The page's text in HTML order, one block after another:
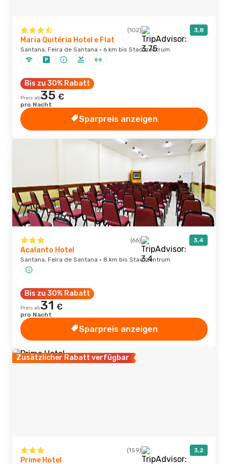
(102) 3,8
Maria Quitéria Hotel e Flat
Santana, Feira de Santana · 6 km bis Stadtzentrum
Bis zu 30% Rabatt
Preis ab35 €
pro Nacht
Sparpreis anzeigen
(66) 3,4
Acalanto Hotel
Santana, Feira de Santana · 8 km bis Stadtzentrum
Bis zu 30% Rabatt
Preis ab31 €
pro Nacht
Sparpreis anzeigen
Zusätzlicher Rabatt verfügbar
(159) 3,2
Prime Hotel